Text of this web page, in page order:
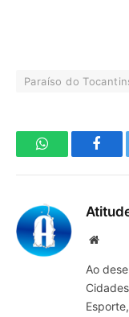
Paraíso do
WhatsApp
Site
Ao